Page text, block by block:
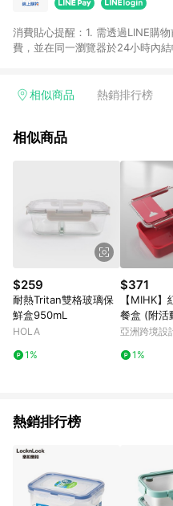
消費貼心提醒：1. 需透過LINE購
費，並在同一瀏覽器於24小時內
4. 不具回饋資格種類商品：電子
錄，相關問題請於保留時間內聯絡
提供簡單、快速、輕鬆的購物流
話題性或期間限定商品來滿足您的
相似商品 熱銷排行榜
相似商品
$259
耐熱Tritan雙格玻璃保
鮮盒950mL
HOLA
1%
$371
【MIHK
餐盒 (附活
5 ml)
亞洲跨境設
1%
熱銷排行榜